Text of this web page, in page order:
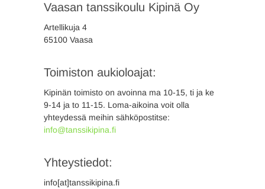
Vaasan tanssikoulu Kipinä Oy
Artellikuja 4
65100 Vaasa
Toimiston aukioloajat:
Kipinän toimisto on avoinna ma 10-15, ti ja ke
9-14 ja to 11-15. Loma-aikoina voit olla
yhteydessä meihin sähköpostitse:
info@tanssikipina.fi
Yhteystiedot:
info[at]tanssikipina.fi